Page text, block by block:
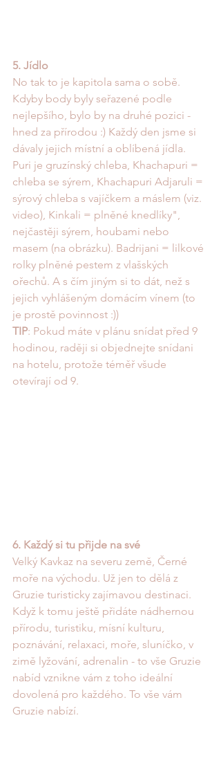
5. Jídlo
No tak to je kapitola sama o sobě.
Kdyby body byly seřazené podle
nejlepšího, bylo by na druhé pozici -
hned za přírodou :) Každý den jsme si
dávaly jejich místní a oblíbená jídla.
Puri je gruzínský chleba, Khachapuri =
chleba se sýrem, Khachapuri Adjaruli =
sýrový chleba s vajíčkem a máslem (viz.
video), Kinkali = plněné knedlíky",
nejčastěji sýrem, houbami nebo
masem (na obrázku). Badrijani = lilkové
rolky plněné pestem z vlašských
ořechů. A s čím jiným si to dát, než s
jejich vyhlášeným domácím vínem (to
je prostě povinnost :))
TIP: Pokud máte v plánu snídat před 9
hodinou, raději si objednejte snídani
na hotelu, protože téměř všude
otevírají od 9.
6. Každý si tu přijde na své
Velký Kavkaz na severu země, Černé
moře na východu. Už jen to dělá z
Gruzie turisticky zajímavou destinaci.
Když k tomu ještě přidáte nádhernou
přírodu, turistiku, mísní kulturu,
poznávání, relaxaci, moře, sluníčko, v
zimě lyžování, adrenalin - to vše Gruzie
nabíd vznikne vám z toho ideální
dovolená pro každého. To vše vám
Gruzie nabízí.